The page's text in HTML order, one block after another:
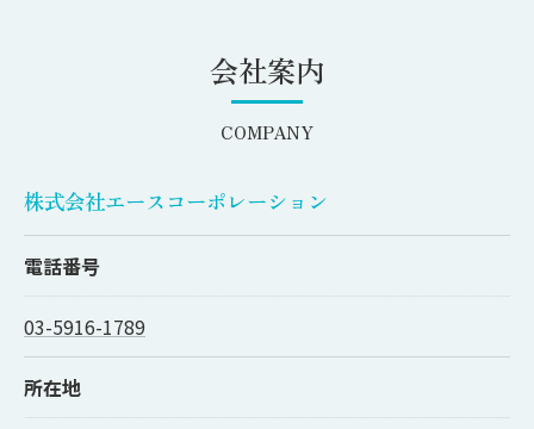
会社案内
COMPANY
株式会社エースコーポレーション
電話番号
03-5916-1789
所在地